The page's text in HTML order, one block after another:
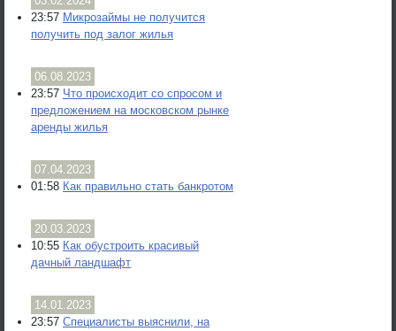
23:57 Микрозаймы не получится
получить под залог жилья
06.08.2023
23:57 Что происходит со спросом и
предложением на московском рынке
аренды жилья
07.04.2023
01:58 Как правильно стать банкротом
20.03.2023
10:55 Как обустроить красивый
дачный ландшафт
14.01.2023
23:57 Специалисты выяснили, на